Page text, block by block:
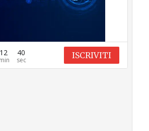
12 39 ISCRIVITI